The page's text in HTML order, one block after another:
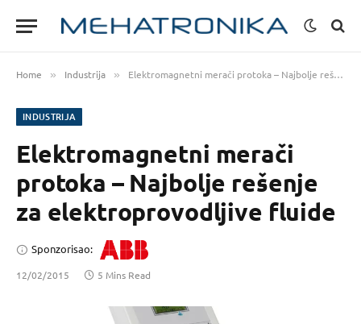
Home » Industrija » Elektromagnetni merači protoka – Najbolje rešenje za elektroprovodljive fluide
INDUSTRIJA
Elektromagnetni merači
protoka – Najbolje rešenje
za elektroprovodljive fluide
Sponzorisao:
12/02/2015 5 Mins Read